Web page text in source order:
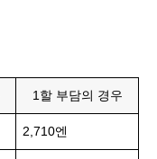
1할 부담의 경우
2,710엔